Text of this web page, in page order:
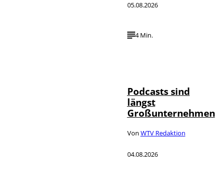
05.08.2026
4 Min.
Podcasts sind
längst
Großunternehmen
Von WTV Redaktion
04.08.2026